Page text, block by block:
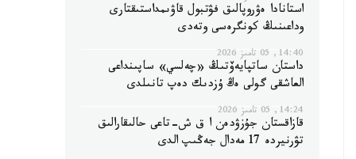
استانادا ەۋروپالىق فۋتبول قاۋىمداستىقتارى
وداعىنىڭ كونگرەسى وتەدى
14:40, 05 تامىز 2026
داستان ساتپايەۆتىڭ «چەلسي» ساپىنداعى
العاشقى گولى ەڭ ۇزدىك دەپ تانىلدى
14:24, 05 تامىز 2026
قازاقستان جۇزۋدەن ا ق ش-تاعى حالىقارالىق
تۋرنيردە 17 مەدال جەڭىپ الدى